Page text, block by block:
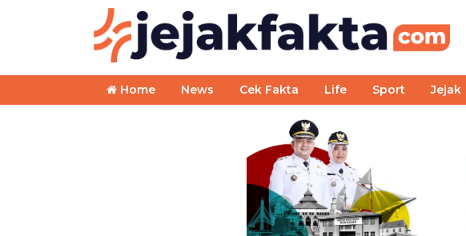
Home News Cek Fakta Life Sport Jejak